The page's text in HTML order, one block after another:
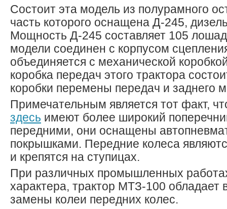
Состоит эта модель из полурамного
часть которого оснащена Д-245,
Мощность Д-245 составляет 105
модели соединен с корпусом
объединяется с механической
коробка передач этого трактора
коробки перемены передач и заднего
Примечательным является тот факт,
здесь имеют более широкий
передними, они оснащены
покрышками. Передние колеса
и крепятся на ступицах.
При различных промышленных
характера, трактор МТЗ-100 обладает
замены колеи передних колес.